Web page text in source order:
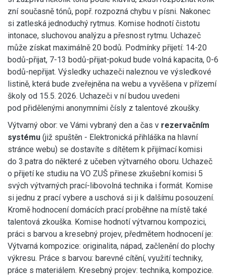
zní současně tónů, popř. rozpozná chybu v písni. Nakonec
si zatleská jednoduchý rytmus. Komise hodnotí čistotu
intonace, sluchovou analýzu a přesnost rytmu. Uchazeč
může získat maximálně 20 bodů. Podmínky přijetí: 14-20
bodů-přijat, 7-13 bodů-přijat-pokud bude volná kapacita, 0-6
bodů-nepřijat. Výsledky uchazeči naleznou ve výsledkové
listině, která bude zveřejněna na webu a vyvěšena v přízemí
školy od 15.5. 2026. Uchazeči v ní budou uvedeni
pod přidělenými anonymními čísly z talentové zkoušky.
Výtvarný obor: ve Vámi vybraný den a čas v rezervačním
systému (již spuštěn - Elektronická přihláška na hlavní
stránce webu) se dostavíte s dítětem k přijímací komisi
do 3.patra do některé z učeben výtvarného oboru. Uchazeč
o přijetí ke studiu na VO ZUŠ přinese zkušební komisi 5
svých výtvarných prací-libovolná technika i formát. Komise
si jednu z prací vybere a uschová si ji k dalšímu posouzení.
Kromě hodnocení domácích prací proběhne na místě také
talentová zkouška. Komise hodnotí výtvarnou kompozici,
práci s barvou a kresebný projev, předmětem hodnocení je:
Výtvarná kompozice: originalita, nápad, začlenění do plochy
výkresu. Práce s barvou: barevné cítění, využití techniky,
práce s materiálem. Kresebný projev: technika, kompozice.